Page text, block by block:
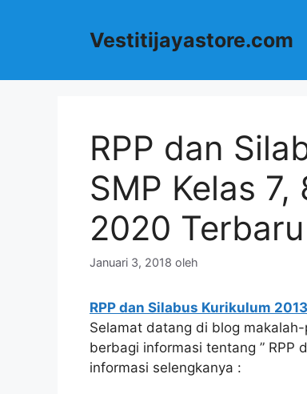
Vestitijayastore.com
RPP dan
SMP Kelas
2020 Terbaru
Januari 3, 2018 oleh
RPP dan Silabus Kurikulum
Selamat datang di blog
berbagi informasi tentang ” RPP
informasi selengkanya :